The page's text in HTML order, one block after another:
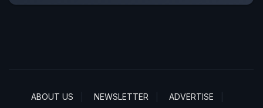
ABOUT US NEWSLETTER
ADVERTISE